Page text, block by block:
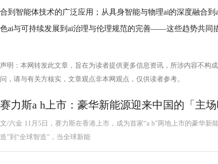
合到智能体技术的广泛应用；从具身智能与物理ai的深度融合到
色ai与可持续发展到ai治理与伦理规范的完善——这些趋势共同
声明：本网转发此文章，旨在为读者提供更多信息资讯，所涉内容不构
问，请与有关方核实，文章观点非本网观点，仅供读者参考。
赛力斯a h上市：豪华新能源迎来中国的「主
文/六金 11月5日，赛力斯在香港上市，成为首家“a h”两地上市的豪华新
造”到“全球智造”，当全球新能